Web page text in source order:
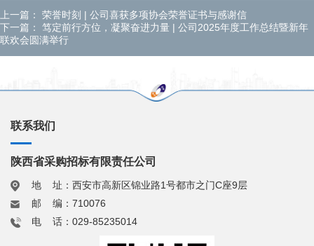
上一篇： 荣誉时刻 | 公司喜获多项协会荣誉证书与感谢信
下一篇： 笃定前行方位，凝聚奋进力量 | 公司2025年度工作总结暨新年
联欢会圆满举行
联系我们
陕西省采购招标有限责任公司
地 址：西安市高新区锦业路1号都市之门C座9层
邮 编：710076
电 话：029-85235014